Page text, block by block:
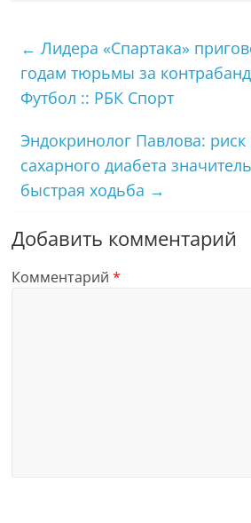
← Лидера «Спартака»
годам тюрьмы за
Футбол :: РБК Спорт
Эндокринолог Павлова: риск
сахарного диабета
быстрая ходьба →
Добавить комментарий
Комментарий*